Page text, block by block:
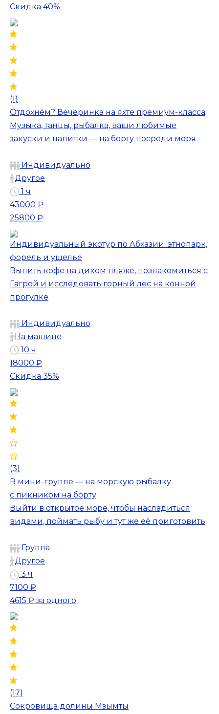
Скидка 40%
(1)
Отдохнём? Вечеринка на яхте премиум-класса
Музыка, танцы, рыбалка, ваши любимые
закуски и напитки — на борту посреди моря
Индивидуально
Другое
1 ч
43000 ₽
25800 ₽
Индивидуальный экотур по Абхазии: этнопарк,
форель и ущелье
Выпить кофе на диком пляже, познакомиться с
Гагрой и исследовать горный лес на конной
прогулке
Индивидуально
На машине
10 ч
18000 ₽
Скидка 35%
(3)
В мини-группе — на морскую рыбалку
с пикником на борту
Выйти в открытое море, чтобы насладиться
видами, поймать рыбу и тут же её приготовить
Группа
Другое
3 ч
7100 ₽
4615 ₽ за одного
(17)
Сокровища долины Мзымты